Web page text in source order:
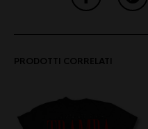
PRODOTTI CORRELATI